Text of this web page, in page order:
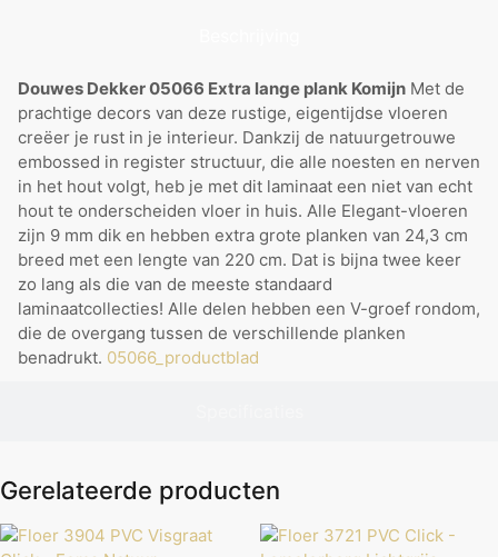
Douwes Dekker 05066 Extra lange plank Komijn Met de
prachtige decors van deze rustige, eigentijdse vloeren
creëer je rust in je interieur. Dankzij de natuurgetrouwe
embossed in register structuur, die alle noesten en nerven
in het hout volgt, heb je met dit laminaat een niet van echt
hout te onderscheiden vloer in huis. Alle Elegant-vloeren
zijn 9 mm dik en hebben extra grote planken van 24,3 cm
breed met een lengte van 220 cm. Dat is bijna twee keer
zo lang als die van de meeste standaard
laminaatcollecties! Alle delen hebben een V-groef rondom,
die de overgang tussen de verschillende planken
benadrukt. 05066_productblad
Gerelateerde producten